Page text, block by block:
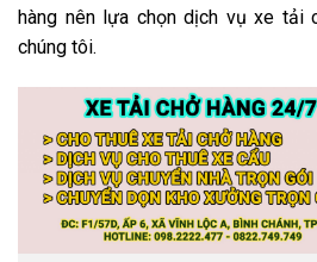
hàng nên lựa chọn dịch vụ xe tải
chúng tôi.